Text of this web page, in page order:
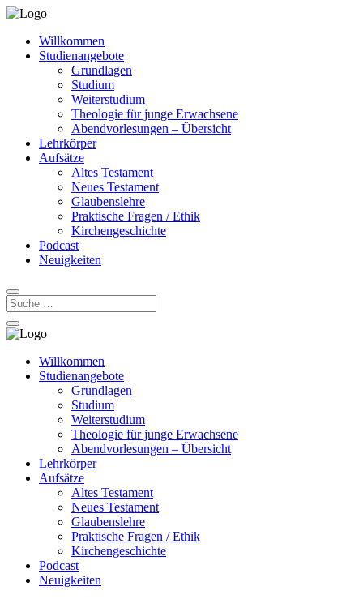
Willkommen
Studienangebote
Grundlagen
Studium
Weiterstudium
Theologie für junge Erwachsene
Abendvorlesungen – Übersicht
Lehrkörper
Aufsätze
Altes Testament
Neues Testament
Glaubenslehre
Praktische Fragen / Ethik
Kirchengeschichte
Podcast
Neuigkeiten
Willkommen
Studienangebote
Grundlagen
Studium
Weiterstudium
Theologie für junge Erwachsene
Abendvorlesungen – Übersicht
Lehrkörper
Aufsätze
Altes Testament
Neues Testament
Glaubenslehre
Praktische Fragen / Ethik
Kirchengeschichte
Podcast
Neuigkeiten